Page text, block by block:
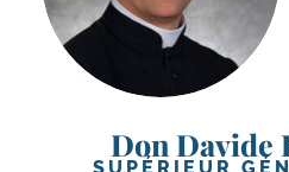
Don Davide